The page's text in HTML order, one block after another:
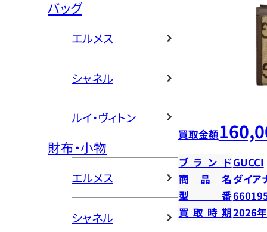
バッグ
エルメス
シャネル
ルイ・ヴィトン
財布・小物
エルメス
シャネル
買取金額
ブランドGUCCI
商品名ダイア
型番
買取時期2026